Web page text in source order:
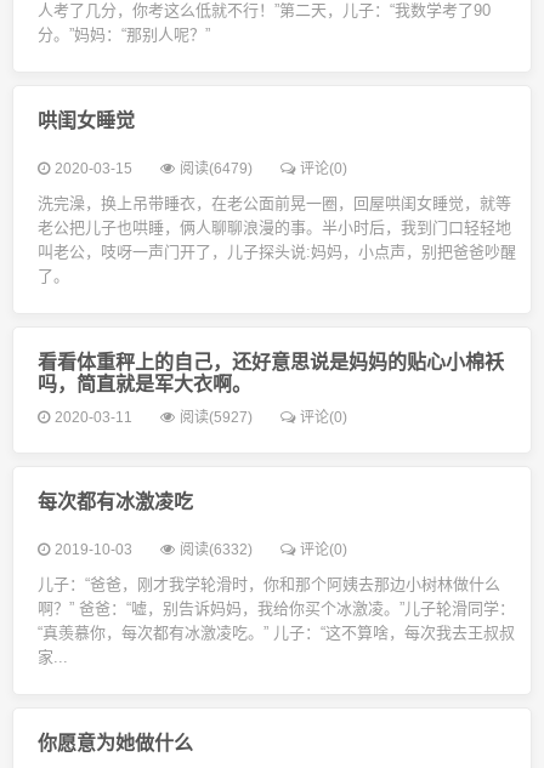
人考了几分，你考这么低就不行！”第二天，儿子：“我数学考了90
分。”妈妈：“那别人呢？”
哄闺女睡觉
2020-03-15 阅读(6479) 评论(0)
洗完澡，换上吊带睡衣，在老公面前晃一圈，回屋哄闺女睡觉，就等
老公把儿子也哄睡，俩人聊聊浪漫的事。半小时后，我到门口轻轻地
叫老公，吱呀一声门开了，儿子探头说:妈妈，小点声，别把爸爸吵醒
了。
看看体重秤上的自己，还好意思说是妈妈的贴心小棉袄
吗，简直就是军大衣啊。
2020-03-11 阅读(5927) 评论(0)
每次都有冰激凌吃
2019-10-03 阅读(6332) 评论(0)
儿子：“爸爸，刚才我学轮滑时，你和那个阿姨去那边小树林做什么
啊？” 爸爸：“嘘，别告诉妈妈，我给你买个冰激凌。”儿子轮滑同学：
“真羡慕你，每次都有冰激凌吃。” 儿子：“这不算啥，每次我去王叔叔
家...
你愿意为她做什么